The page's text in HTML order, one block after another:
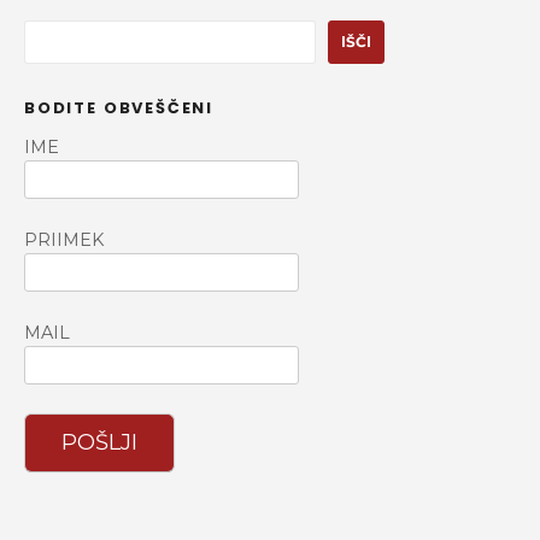
i
IŠČI
BODITE OBVEŠČENI
IME
PRIIMEK
MAIL
POŠLJI